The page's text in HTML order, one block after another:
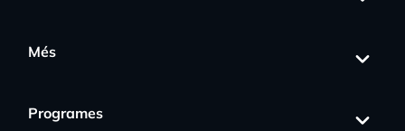
Més
Programes